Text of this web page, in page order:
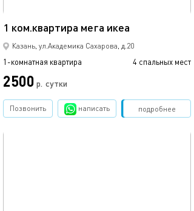
1 ком.квартира мега икеа
Казань, ул.Академика Сахарова, д.20
1-комнатная квартира 4 спальных мест
2500 р. сутки
подробнее
Позвонить написать Забронировать